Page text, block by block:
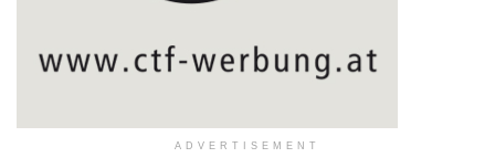
ADVERTISEMENT